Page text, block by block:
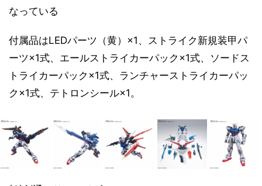
なっている
付属品はLEDパーツ（黄）×1、ストライク新規装甲パ
ーツ×1式、エールストライカーパック×1式、ソードス
トライカーパック×1式、ランチャーストライカーパッ
ク×1式、テトロンシール×1。